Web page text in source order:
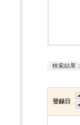
検索結果：
登録日